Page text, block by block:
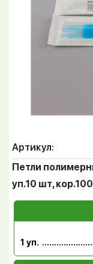
Артикул:
Петли
уп.10 шт,
1 уп.